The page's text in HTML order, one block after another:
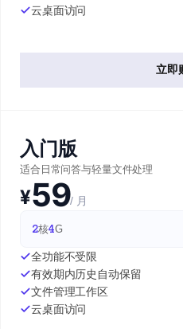
云桌面访问
立即
入门版
适合日常问答与轻量文件处理
¥59/ 月
2核4G
全功能不受限
有效期内历史自动保留
文件管理工作区
云桌面访问